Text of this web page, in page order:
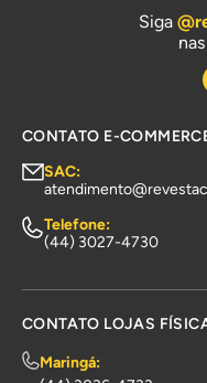
Siga
CONTATO E-
SAC:
Telefone:
(44) 3027-4730
CONTATO LOJAS
Maringá: